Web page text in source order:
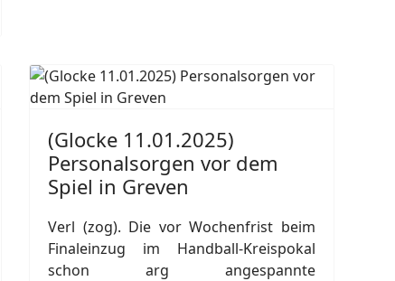
(Glocke 11.01.2025)
Personalsorgen vor dem
Spiel in Greven
Verl (zog). Die vor Wochenfrist beim
Finaleinzug im Handball-Kreispokal
schon arg angespannte